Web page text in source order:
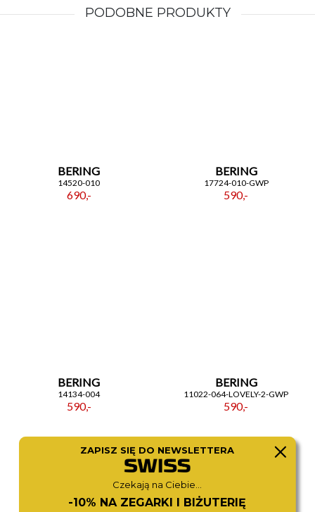
PODOBNE PRODUKTY
BERING
14520-010
690,-
BERING
17724-010-GWP
590,-
BERING
14134-004
590,-
BERING
11022-064-LOVELY-2-GWP
590,-
ZAPISZ SIĘ DO NEWSLETTERA
Czekają na Ciebie...
-10% NA ZEGARKI I BIŻUTERIĘ